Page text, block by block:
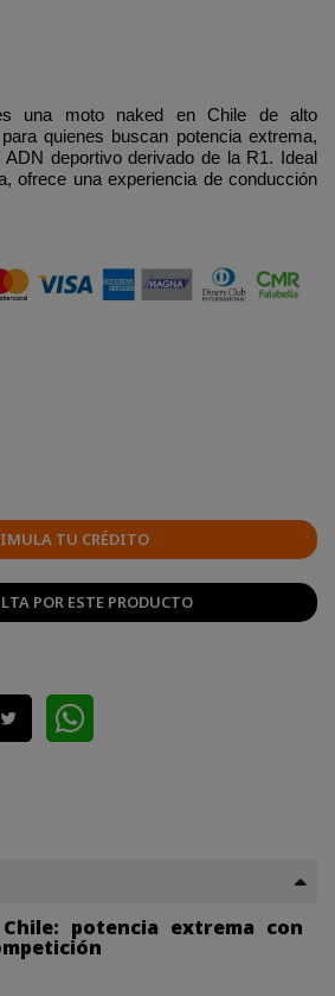
una moto naked en Chile de alto
quienes buscan potencia extrema,
deportivo derivado de la R1. Ideal
ofrece una experiencia de conducción
TU CRÉDITO
POR ESTE PRODUCTO
potencia extrema con